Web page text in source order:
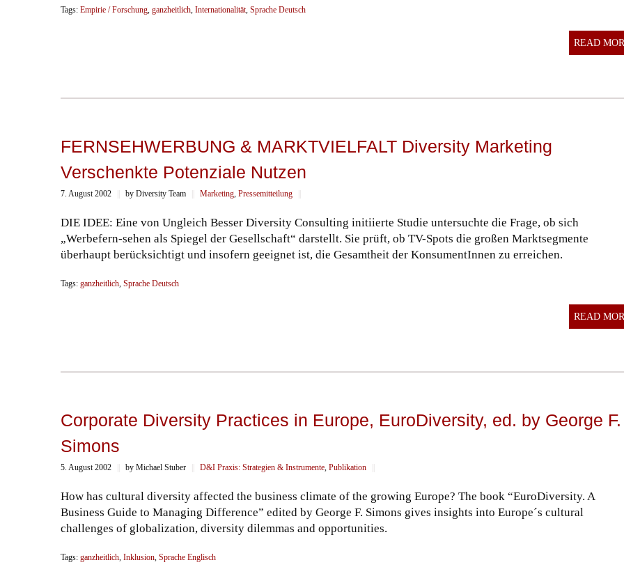
Tags: Empirie / Forschung, ganzheitlich, Internationalität, Sprache Deutsch
READ
FERNSEHWERBUNG & MARKTVIELFALT Diversity Marketing
Verschenkte Potenziale Nutzen
7. August 2002 by Diversity Team Marketing, Pressemitteilung
DIE IDEE: Eine von Ungleich Besser Diversity Consulting initiierte Studie untersuchte die Frage, ob sich
„Werbefern-sehen als Spiegel der Gesellschaft“ darstellt. Sie prüft, ob TV-Spots die großen Marktsegmente
überhaupt berücksichtigt und insofern geeignet ist, die Gesamtheit der KonsumentInnen zu erreichen.
Tags: ganzheitlich, Sprache Deutsch
READ
Corporate Diversity Practices in Europe, EuroDiversity, ed. by George F.
Simons
5. August 2002 by Michael Stuber D&I Praxis: Strategien & Instrumente, Publikation
How has cultural diversity affected the business climate of the growing Europe? The book “EuroDiversity. A
Business Guide to Managing Difference” edited by George F. Simons gives insights into Europe´s cultural
challenges of globalization, diversity dilemmas and opportunities.
Tags: ganzheitlich, Inklusion, Sprache Englisch